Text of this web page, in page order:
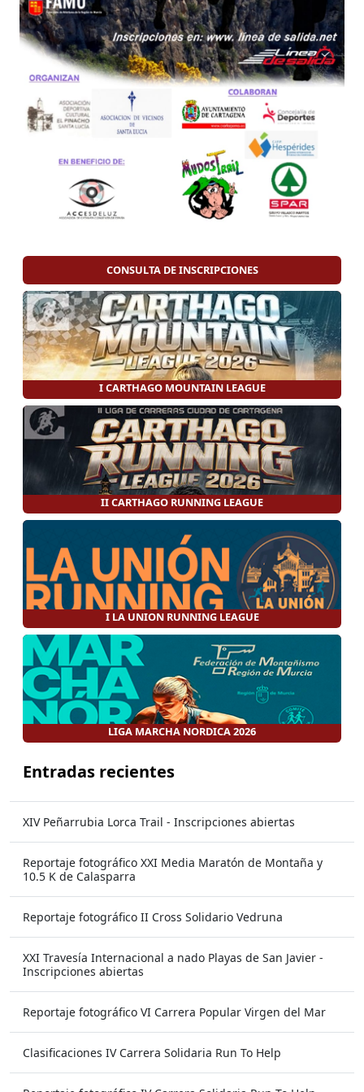
CONSULTA DE INSCRIPCIONES
I CARTHAGO MOUNTAIN LEAGUE
II CARTHAGO RUNNING LEAGUE
I LA UNION RUNNING LEAGUE
LIGA MARCHA NORDICA 2026
Entradas recientes
XIV Peñarrubia Lorca Trail - Inscripciones abiertas
Reportaje fotográfico XXI Media Maratón de Montaña y
10.5 K de Calasparra
Reportaje fotográfico II Cross Solidario Vedruna
XXI Travesía Internacional a nado Playas de San Javier -
Inscripciones abiertas
Reportaje fotográfico VI Carrera Popular Virgen del Mar
Clasificaciones IV Carrera Solidaria Run To Help